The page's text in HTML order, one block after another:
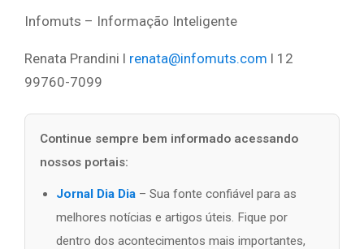
Infomuts – Informação Inteligente
Renata Prandini l renata@infomuts.com l 12
99760-7099
Continue sempre bem informado acessando
nossos portais:
Jornal Dia Dia – Sua fonte confiável para as
melhores notícias e artigos úteis. Fique por
dentro dos acontecimentos mais importantes,